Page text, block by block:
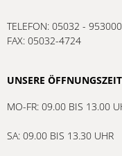
TELEFON: 05032 - 953000
FAX: 05032-4724
UNSERE
MO-FR: 09.00 BIS 13.00
SA: 09.00 BIS 13.30 UHR